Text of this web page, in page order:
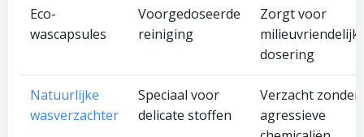
Eco-
wascapsules
Voorgedoseerde
reiniging
Zorgt voor
dosering
Natuurlijke
wasverzachter
Speciaal voor
delicate stoffen
Verzacht zonder
agressieve